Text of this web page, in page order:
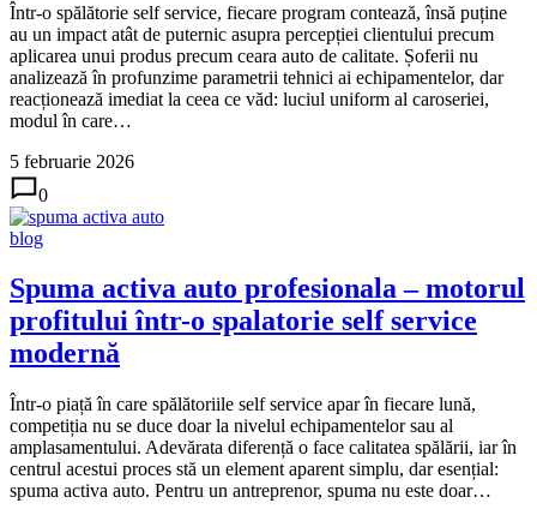
Într-o spălătorie self service, fiecare program contează, însă puține
au un impact atât de puternic asupra percepției clientului precum
aplicarea unui produs precum ceara auto de calitate. Șoferii nu
analizează în profunzime parametrii tehnici ai echipamentelor, dar
reacționează imediat la ceea ce văd: luciul uniform al caroseriei,
modul în care…
5 februarie 2026
0
blog
Spuma activa auto profesionala – motorul
profitului într-o spalatorie self service
modernă
Într-o piață în care spălătoriile self service apar în fiecare lună,
competiția nu se duce doar la nivelul echipamentelor sau al
amplasamentului. Adevărata diferență o face calitatea spălării, iar în
centrul acestui proces stă un element aparent simplu, dar esențial:
spuma activa auto. Pentru un antreprenor, spuma nu este doar…